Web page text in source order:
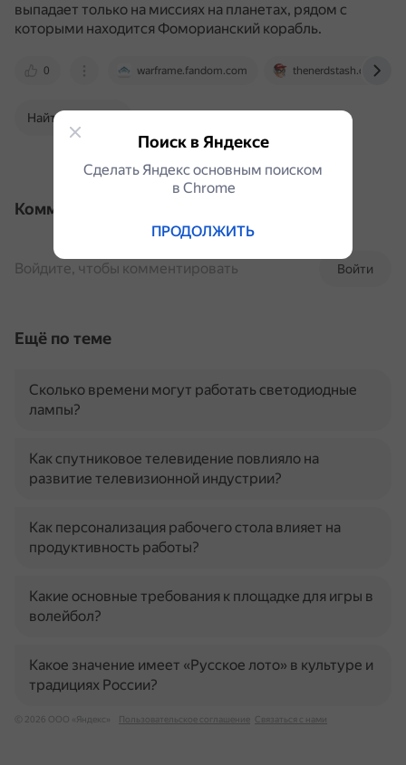
выпадает только на миссиях на планетах, рядом с
которыми находится Фоморианский корабль.
0 warframe.fandom.com thenerdstash.com
Найти в Поиске
Комментарии
Войти
Войдите, чтобы комментировать
Ещё по теме
Сколько времени могут работать светодиодные
лампы?
Как спутниковое телевидение повлияло на
развитие телевизионной индустрии?
Как персонализация рабочего стола влияет на
продуктивность работы?
Какие основные требования к площадке для игры в
волейбол?
Какое значение имеет «Русское лото» в культуре и
традициях России?
© 2026 ООО «Яндекс» Пользовательское соглашение Связаться с нами
Поиск в Яндексе
Сделать Яндекс основным поиском
в Сhrome
ПРОДОЛЖИТЬ